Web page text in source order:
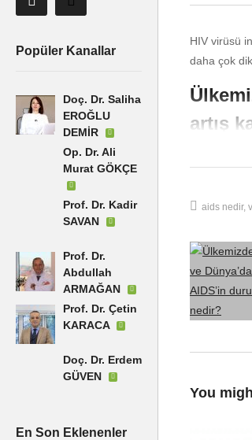
Popüler Kanallar
Doç. Dr. Saliha
EROĞLU
DEMİR
Op. Dr. Ali
Murat GÖKÇE
Prof. Dr. Kadir
SAVAN
Prof. Dr.
Abdullah
ARMAĞAN
Prof. Dr. Çetin
KARACA
Doç. Dr. Erdem
GÜVEN
En Son Eklenenler
HIV virüsü
daha çok
artış
Bu etken
aids nedir
You